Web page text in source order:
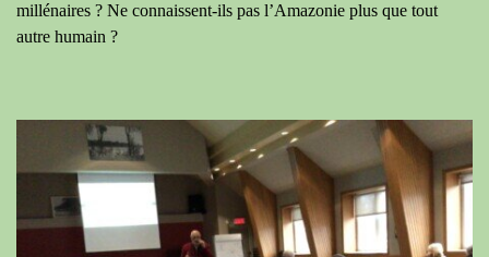
millénaires ? Ne connaissent-ils pas l’Amazonie plus que tout
autre humain ?